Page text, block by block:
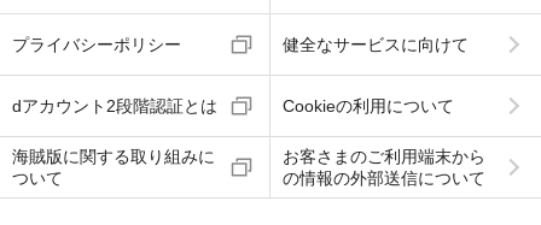
プライバシーポリシー 健全なサービスに向けて
dアカウント2段階認証とは Cookieの利用について
海賊版に関する取り組みに
ついて
お客さまのご利用端末から
の情報の外部送信について